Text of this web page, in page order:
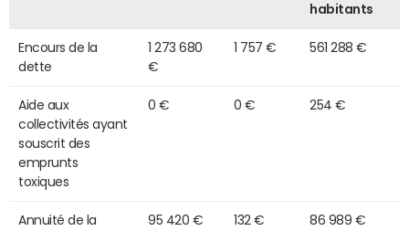
habitants
Encours de la
dette
1 273 680
€
1 757 € 561 288 €
Aide aux
collectivités ayant
souscrit des
emprunts
toxiques
0 € 0 € 254 €
Annuité de la
95 420 € 132 € 86 989 €